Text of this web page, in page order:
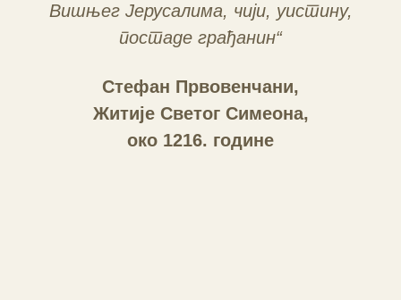
Вишњег Јерусалима, чији, уистину,
постаде грађанин“
Стефан Првовенчани,
Житије Светог Симеона,
око 1216. године